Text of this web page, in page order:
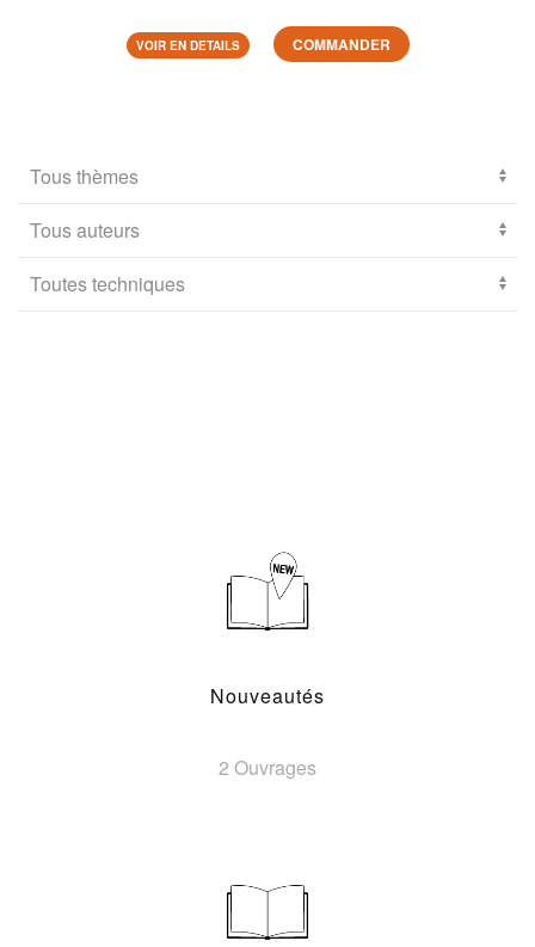
VOIR EN DETAILS COMMANDER
Nouveautés
2 Ouvrages